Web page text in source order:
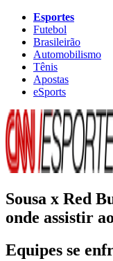
Esportes
Futebol
Brasileirão
Automobilismo
Tênis
Apostas
eSports
Sousa x Red
onde assistir
Equipes se